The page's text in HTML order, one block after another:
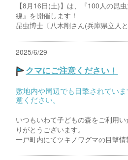
【8月16日(土)】は、『100人の昆
線』を開催します！
昆虫博士〔八木剛さん(兵庫県立人
2025/6/29
クマにご注意ください！
敷地内や周辺でも目撃されてい
意ください。
いつもいわて子どもの森をご利用い
りがとうございます。
一戸町内にてツキノワグマの目撃情